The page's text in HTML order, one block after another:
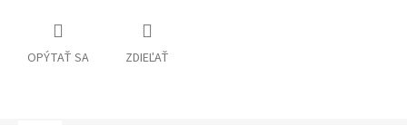
OPÝTAŤ SA ZDIEĽAŤ